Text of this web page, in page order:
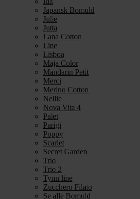
Japansk Bomuld
Julie
Jutta
Lana Cotton
Line
Lisboa
Maja Color
Mandarin Petit
Merci
Merino Cotton
Nellie
Nova Vita 4
Palet
Parigi
Poppy
Scarlet
Secret Garden
Trio
Trio 2
Tynn line
Zucchero Filato
Se alle Bomuld